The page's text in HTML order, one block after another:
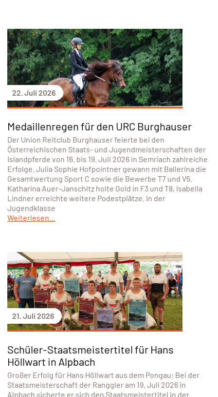
22. Juli 2026
Medaillenregen für den URC Burghauser
Der Union Reitclub Burghauser feierte bei den
Österreichischen Staats- und Jugendmeisterschaften der
Islandpferde von 16. bis 19. Juli 2026 in Semriach zahlreiche
Erfolge. Julia Sophie Hofpointner gewann mit Ballerina die
Gesamtwertung Sport C sowie die Bewerbe T7 und V5.
Katharina Auer-Janschitz holte Gold in F3 und T8, Isabella
Lindner erreichte weitere Podestplätze. In der
Jugendklasse
Weiterlesen...
21. Juli 2026
Schüler-Staatsmeistertitel für Hans
Höllwart in Alpbach
Großer Erfolg für Hans Höllwart aus dem Pongau: Bei der
Staatsmeisterschaft der Ranggler am 19. Juli 2026 in
Alpbach sicherte er sich den Staatsmeistertitel in der